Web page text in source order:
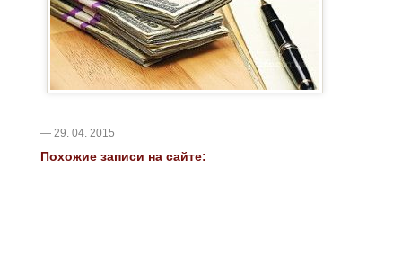
— 29. 04. 2015
Похожие записи на сайте: